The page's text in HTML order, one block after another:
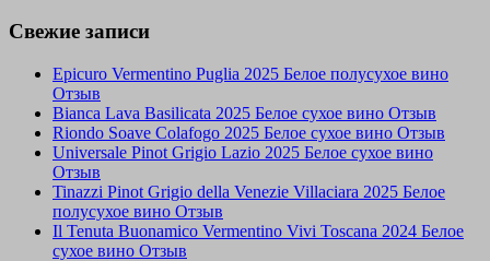
Свежие записи
Epicuro Vermentino Puglia 2025 Белое полусухое вино
Отзыв
Bianca Lava Basilicata 2025 Белое сухое вино Отзыв
Riondo Soave Colafogo 2025 Белое сухое вино Отзыв
Universale Pinot Grigio Lazio 2025 Белое сухое вино
Отзыв
Tinazzi Pinot Grigio della Venezie Villaciara 2025 Белое
полусухое вино Отзыв
Il Tenuta Buonamico Vermentino Vivi Toscana 2024 Белое
сухое вино Отзыв